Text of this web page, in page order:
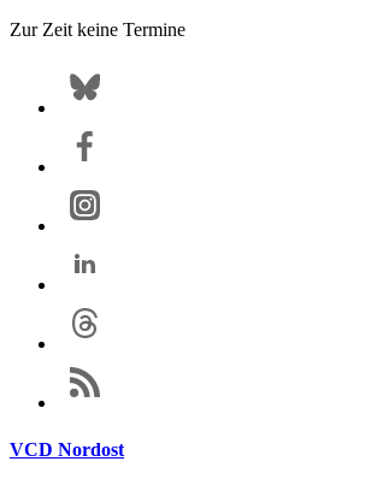
Zur Zeit keine Termine
VCD Nordost